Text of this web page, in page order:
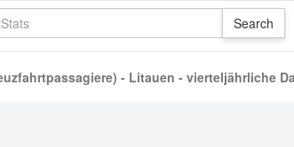
- Litauen - vierteljährliche